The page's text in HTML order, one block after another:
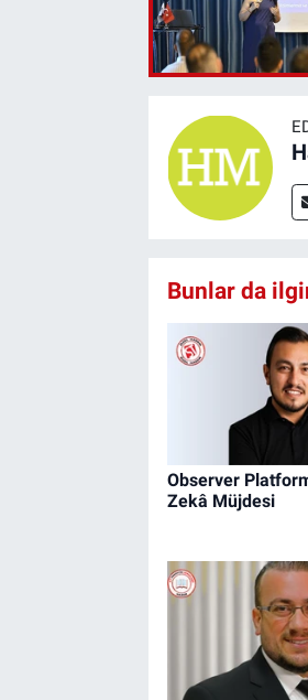
Bunlar da
Observer
Zekâ Müjdesi